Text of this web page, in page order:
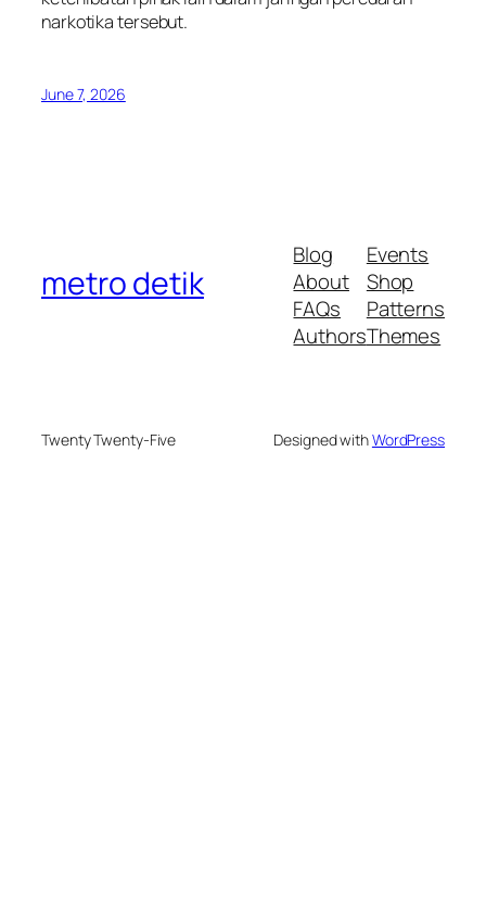
narkotika tersebut.
June 7, 2026
metro detik
Blog
About
FAQs
Authors
Events
Shop
Patterns
Themes
Twenty Twenty-Five Designed withWordPress